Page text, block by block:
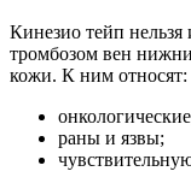
Кинезио тейп
тромбозом вен
кожи. К ним относят:
раны и язвы;